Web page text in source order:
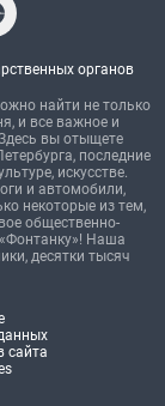
органов
найти не только
и все важное и
вы отыщете
последние
искусстве.
и автомобили,
некоторые из тем,
общественно-
Наша
десятки тысяч
сайта